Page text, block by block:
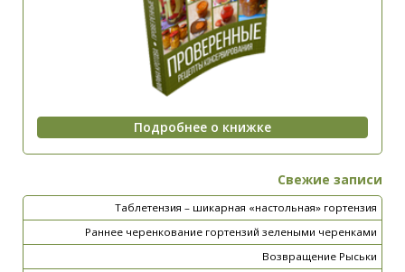
Свежие записи
Таблетензия – шикарная «настольная» гортензия
Раннее черенкование гортензий зелеными черенками
Возвращение Рыськи